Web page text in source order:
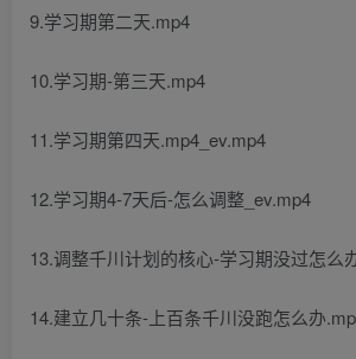
9.学习期第二天.mp4
10.学习期-第三天.mp4
11.学习期第四天.mp4_ev.mp4
12.学习期4-7天后-怎么调整_ev.mp4
13.调整千川计划的核心-学习期没过怎么
14.建立几十条-上百条千川没跑怎么办